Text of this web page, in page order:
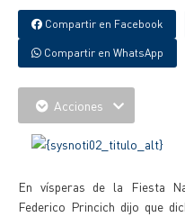
Compartir en Facebook
Compartir en WhatsApp
Acciones
En vísperas de la Fiesta
Federico Princich dijo que